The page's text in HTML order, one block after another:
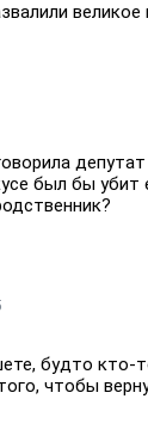
великое
был бы убит
будто кто-
чтобы